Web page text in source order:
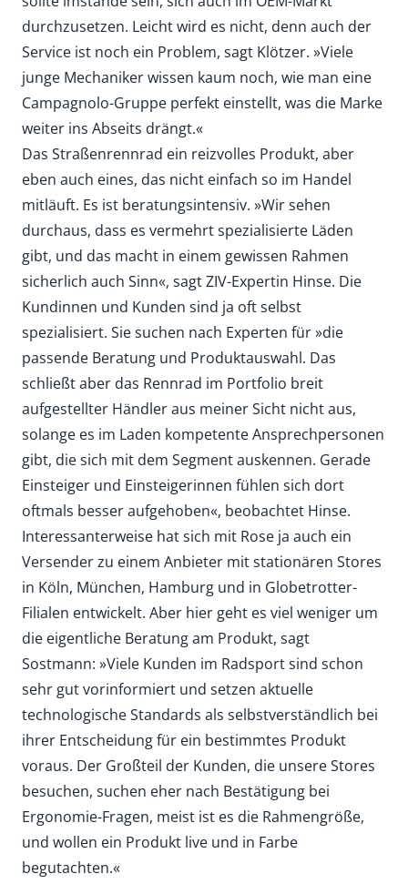
durchzusetzen. Leicht wird es nicht, denn auch der
Service ist noch ein Problem, sagt Klötzer. »Viele
junge Mechaniker wissen kaum noch, wie man eine
Campagnolo-Gruppe perfekt einstellt, was die Marke
weiter ins Abseits drängt.«
Das Straßenrennrad ein reizvolles Produkt, aber
eben auch eines, das nicht einfach so im Handel
mitläuft. Es ist beratungsintensiv. »Wir sehen
durchaus, dass es vermehrt spezialisierte Läden
gibt, und das macht in einem gewissen Rahmen
sicherlich auch Sinn«, sagt ZIV-Expertin Hinse. Die
Kundinnen und Kunden sind ja oft selbst
spezialisiert. Sie suchen nach Experten für »die
passende Beratung und Produktauswahl. Das
schließt aber das Rennrad im Portfolio breit
aufgestellter Händler aus meiner Sicht nicht aus,
solange es im Laden kompetente Ansprechpersonen
gibt, die sich mit dem Segment auskennen. Gerade
Einsteiger und Einsteigerinnen fühlen sich dort
oftmals besser aufgehoben«, beobachtet Hinse.
Interessanterweise hat sich mit Rose ja auch ein
Versender zu einem Anbieter mit stationären Stores
in Köln, München, Hamburg und in Globetrotter-
Filialen entwickelt. Aber hier geht es viel weniger um
die eigentliche Beratung am Produkt, sagt
Sostmann: »Viele Kunden im Radsport sind schon
sehr gut vorinformiert und setzen aktuelle
technologische Standards als selbstverständlich bei
ihrer Entscheidung für ein bestimmtes Produkt
voraus. Der Großteil der Kunden, die unsere Stores
besuchen, suchen eher nach Bestätigung bei
Ergonomie-Fragen, meist ist es die Rahmengröße,
und wollen ein Produkt live und in Farbe
begutachten.«